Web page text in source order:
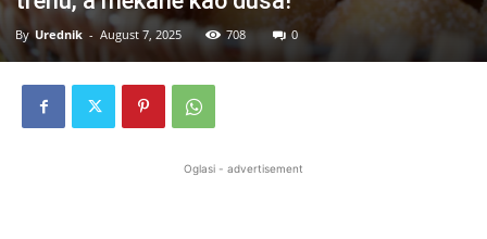
By Urednik - August 7, 2025 708 0
Oglasi - advertisement